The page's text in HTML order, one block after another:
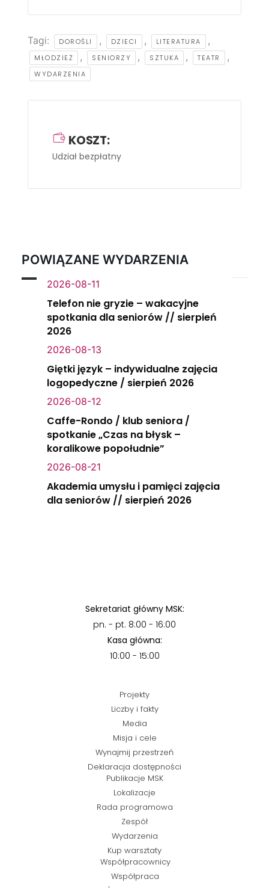
Tagi: DOROŚLI , DZIECI , LITERATURA ,
MŁODZIEŻ , SENIORZY , SZTUKA , TEATR ,
WYDARZENIA
KOSZT:
Udział bezpłatny
POWIĄZANE WYDARZENIA
2026-08-11
Telefon nie gryzie – wakacyjne
spotkania dla seniorów // sierpień
2026
2026-08-13
Giętki język – indywidualne zajęcia
logopedyczne / sierpień 2026
2026-08-12
Caffe-Rondo / klub seniora /
spotkanie „Czas na błysk –
koralikowe popołudnie”
2026-08-21
Akademia umysłu i pamięci zajęcia
dla seniorów // sierpień 2026
Sekretariat główny MSK:
pn. - pt. 8:00 - 16:00
Kasa główna:
10:00 - 15:00
Projekty
Liczby i fakty
Media
Misja i cele
Wynajmij przestrzeń
Deklaracja dostępności
Publikacje MSK
Lokalizacje
Rada programowa
Zespół
Wydarzenia
Kup warsztaty
Współpracownicy
Współpraca